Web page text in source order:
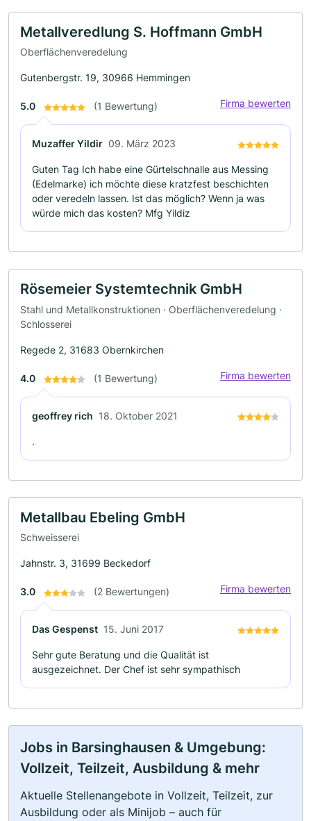
Metallveredlung S. Hoffmann GmbH
Oberflächenveredelung
Gutenbergstr. 19, 30966 Hemmingen
5.0 (1 Bewertung) Firma bewerten
Muzaffer Yildir 09. März 2023
Guten Tag Ich habe eine Gürtelschnalle aus Messing
(Edelmarke) ich möchte diese kratzfest beschichten
oder veredeln lassen. Ist das möglich? Wenn ja was
würde mich das kosten? Mfg Yildiz
Rösemeier Systemtechnik GmbH
Stahl und Metallkonstruktionen · Oberflächenveredelung ·
Schlosserei
Regede 2, 31683 Obernkirchen
4.0 (1 Bewertung) Firma bewerten
geoffrey rich 18. Oktober 2021
.
Metallbau Ebeling GmbH
Schweisserei
Jahnstr. 3, 31699 Beckedorf
3.0 (2 Bewertungen) Firma bewerten
Das Gespenst 15. Juni 2017
Sehr gute Beratung und die Qualität ist
ausgezeichnet. Der Chef ist sehr sympathisch
Jobs in Barsinghausen & Umgebung:
Vollzeit, Teilzeit, Ausbildung & mehr
Aktuelle Stellenangebote in Vollzeit, Teilzeit, zur
Ausbildung oder als Minijob – auch für